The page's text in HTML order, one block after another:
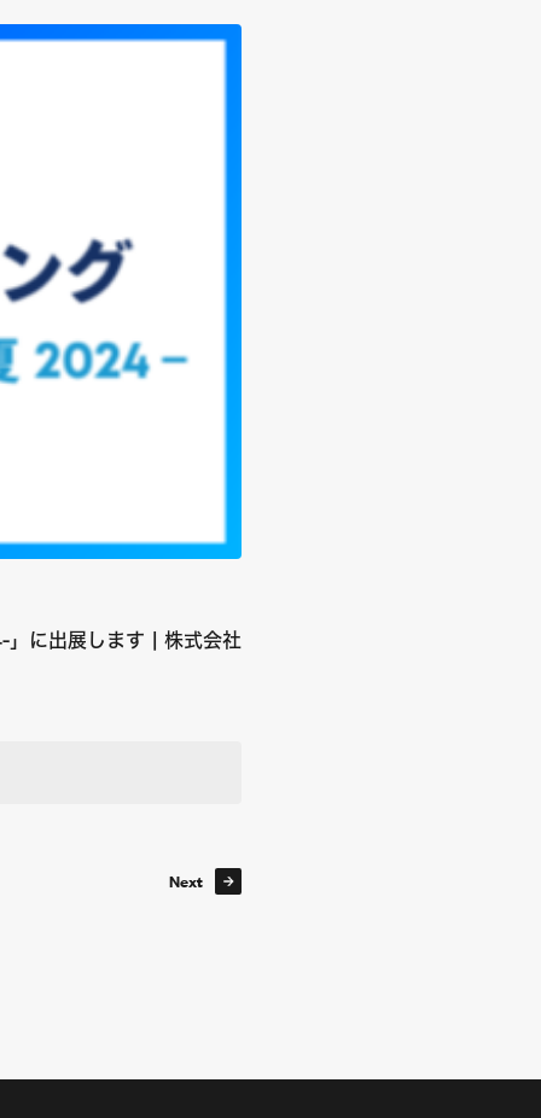
に出展します | 株式会社
Next